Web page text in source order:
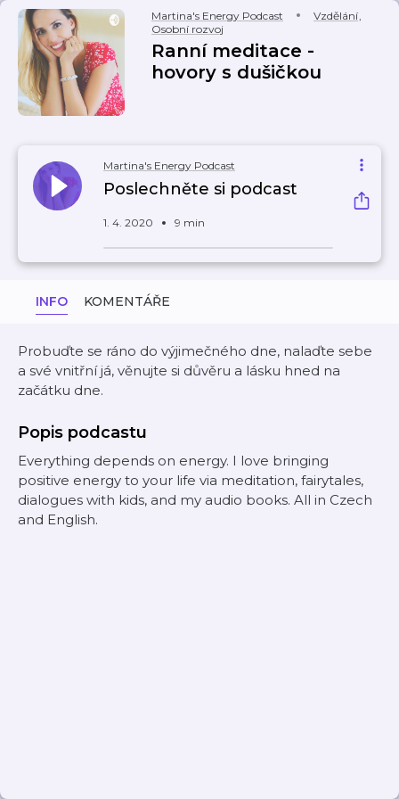
Martina's Energy Podcast Vzdělání,
Osobní rozvoj
Ranní meditace -
hovory s dušičkou
Martina's Energy Podcast
Poslechněte si podcast
1. 4. 2020 9 min
INFO KOMENTÁŘE
Probuďte se ráno do výjimečného dne, nalaďte sebe
a své vnitřní já, věnujte si důvěru a lásku hned na
začátku dne.
Popis podcastu
Everything depends on energy. I love bringing
positive energy to your life via meditation, fairytales,
dialogues with kids, and my audio books. All in Czech
and English.